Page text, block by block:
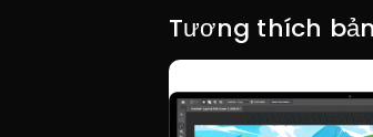
Tương thích